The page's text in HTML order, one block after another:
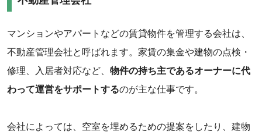
マンションやアパートなどの賃貸物件を管理する会社は、
不動産管理会社と呼ばれます。家賃の集金や建物の点検・
修理、入居者対応など、 物件の持ち主であるオーナーに代
わって運営をサポートするのが主な仕事です。
会社によっては、空室を埋めるための提案をしたり、建物